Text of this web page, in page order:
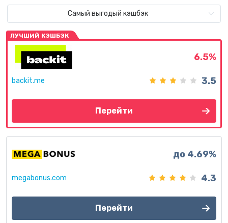
Самый выгодый кэшбэк
ЛУЧШИЙ КЭШБЭК
backit.me
6.5%
3.5
Перейти
megabonus.com
до 4.69%
4.3
Перейти